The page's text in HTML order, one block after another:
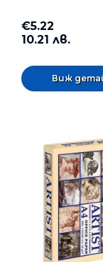
€5.22
10.21 лв.
Виж